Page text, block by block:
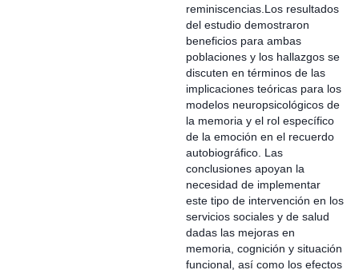
reminiscencias.Los resultados
del estudio demostraron
beneficios para ambas
poblaciones y los hallazgos se
discuten en términos de las
implicaciones teóricas para los
modelos neuropsicológicos de
la memoria y el rol específico
de la emoción en el recuerdo
autobiográfico. Las
conclusiones apoyan la
necesidad de implementar
este tipo de intervención en los
servicios sociales y de salud
dadas las mejoras en
memoria, cognición y situación
funcional, así como los efectos